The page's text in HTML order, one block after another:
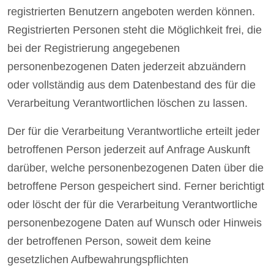
registrierten Benutzern angeboten werden können.
Registrierten Personen steht die Möglichkeit frei, die
bei der Registrierung angegebenen
personenbezogenen Daten jederzeit abzuändern
oder vollständig aus dem Datenbestand des für die
Verarbeitung Verantwortlichen löschen zu lassen.
Der für die Verarbeitung Verantwortliche erteilt jeder
betroffenen Person jederzeit auf Anfrage Auskunft
darüber, welche personenbezogenen Daten über die
betroffene Person gespeichert sind. Ferner berichtigt
oder löscht der für die Verarbeitung Verantwortliche
personenbezogene Daten auf Wunsch oder Hinweis
der betroffenen Person, soweit dem keine
gesetzlichen Aufbewahrungspflichten